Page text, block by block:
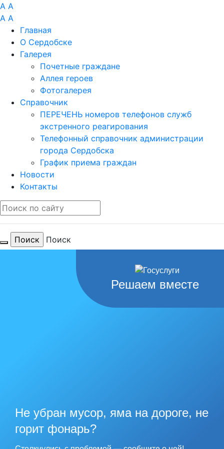
A A
A A
Главная
О Сердобске
Галерея
Почетные граждане
Аллея героев
Фотогалерея
Справочник
ПЕРЕЧЕНЬ номеров телефонов служб
экстренного реагирования
Телефонный справочник администрации
города Сердобска
График приема граждан
Новости
Контакты
Поиск
Решаем вместе
Не убран мусор, яма на дороге, не
горит фонарь?
Для тебя
рекорды